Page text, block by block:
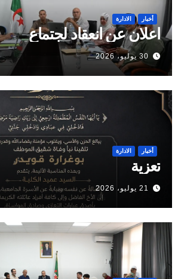
أخبار الادارة
اعلان عن انعقاد لجتماع
30 يوليو، 2026
أخبار الادارة
تعزية
21 يوليو، 2026